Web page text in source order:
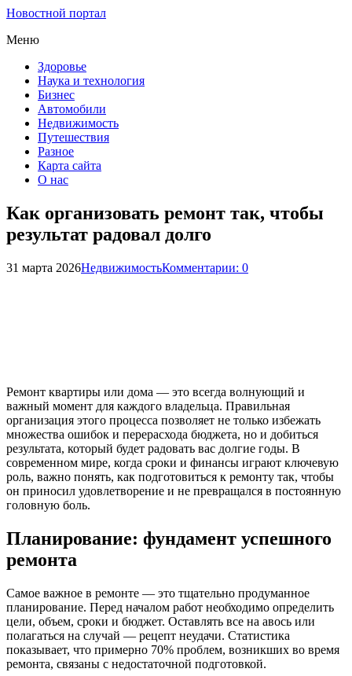
Новостной портал
Меню
Здоровье
Наука и технология
Бизнес
Автомобили
Недвижимость
Путешествия
Разное
Карта сайта
О нас
Как организовать ремонт так, чтобы
результат радовал долго
31 марта 2026НедвижимостьКомментарии: 0
Ремонт квартиры или дома — это всегда волнующий и
важный момент для каждого владельца. Правильная
организация этого процесса позволяет не только избежать
множества ошибок и перерасхода бюджета, но и добиться
результата, который будет радовать вас долгие годы. В
современном мире, когда сроки и финансы играют ключевую
роль, важно понять, как подготовиться к ремонту так, чтобы
он приносил удовлетворение и не превращался в постоянную
головную боль.
Планирование: фундамент успешного
ремонта
Самое важное в ремонте — это тщательно продуманное
планирование. Перед началом работ необходимо определить
цели, объем, сроки и бюджет. Оставлять все на авось или
полагаться на случай — рецепт неудачи. Статистика
показывает, что примерно 70% проблем, возникших во время
ремонта, связаны с недостаточной подготовкой.